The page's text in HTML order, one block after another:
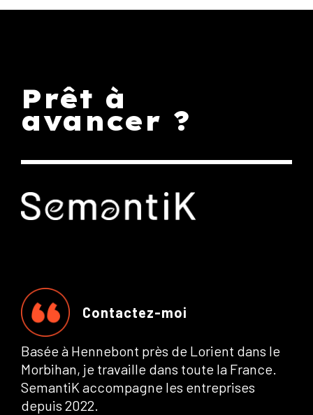
Prêt à
avancer ?
Contactez-moi
Basée à Hennebont près de Lorient dans le
Morbihan, je travaille dans toute la France.
SemantiK accompagne les entreprises
depuis 2022.